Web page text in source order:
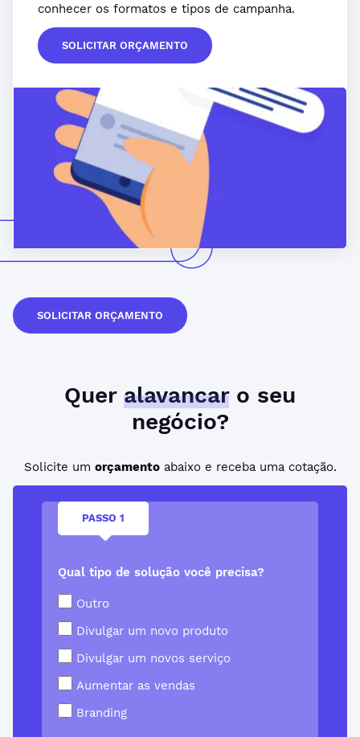
conhecer os formatos e tipos de campanha.
SOLICITAR ORÇAMENTO
SOLICITAR ORÇAMENTO
Quer alavancaro seu
negócio?
Solicite um orçamentoabaixo e receba uma cotação.
PASSO 1
Qual tipo de solução você precisa?
Outro
Divulgar um novo produto
Divulgar um novos serviço
Aumentar as vendas
Branding